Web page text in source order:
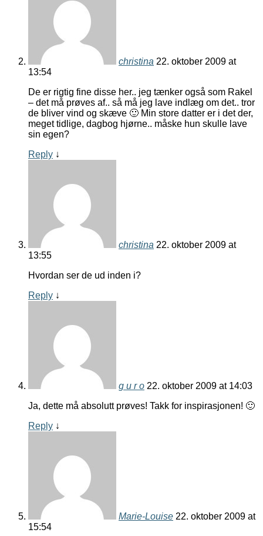
christina 22. oktober 2009 at
13:54
De er rigtig fine disse her.. jeg tænker også som Rakel
– det må prøves af.. så må jeg lave indlæg om det.. tror
de bliver vind og skæve 🙂 Min store datter er i det der,
meget tidlige, dagbog hjørne.. måske hun skulle lave
sin egen?
Reply ↓
christina 22. oktober 2009 at
13:55
Hvordan ser de ud inden i?
Reply ↓
g u r o 22. oktober 2009 at 14:03
Ja, dette må absolutt prøves! Takk for inspirasjonen! 🙂
Reply ↓
Marie-Louise 22. oktober 2009 at
15:54